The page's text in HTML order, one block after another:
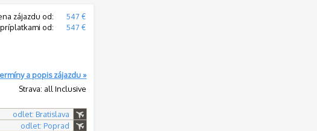
zájazdu od:
547 €
od:
547 €
a popis zájazdu »
Strava: all Inclusive
odlet: Bratislava
odlet: Poprad